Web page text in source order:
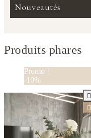
Nouveautés
Produits phares
Promo !
-10%

